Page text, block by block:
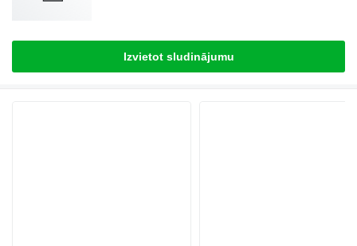
Izvietot sludinājumu